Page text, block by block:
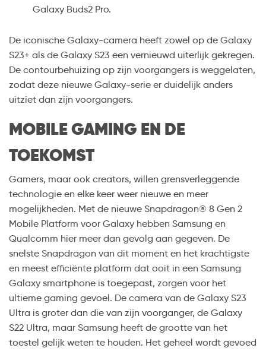
Galaxy Buds2 Pro.
De iconische Galaxy-camera heeft zowel op de Galaxy
S23+ als de Galaxy S23 een vernieuwd uiterlijk gekregen.
De contourbehuizing op zijn voorgangers is weggelaten,
zodat deze nieuwe Galaxy-serie er duidelijk anders
uitziet dan zijn voorgangers.
MOBILE GAMING EN DE
TOEKOMST
Gamers, maar ook creators, willen grensverleggende
technologie en elke keer weer nieuwe en meer
mogelijkheden. Met de nieuwe Snapdragon® 8 Gen 2
Mobile Platform voor Galaxy hebben Samsung en
Qualcomm hier meer dan gevolg aan gegeven. De
snelste Snapdragon van dit moment en het krachtigste
en meest efficiënte platform dat ooit in een Samsung
Galaxy smartphone is toegepast, zorgen voor het
ultieme gaming gevoel. De camera van de Galaxy S23
Ultra is groter dan die van zijn voorganger, de Galaxy
S22 Ultra, maar Samsung heeft de grootte van het
toestel gelijk weten te houden. Het geheel wordt gevoed